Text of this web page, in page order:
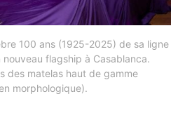
100 ans (1925-2025) de sa ligne
flagship à Casablanca.
des matelas haut de gamme
morphologique).